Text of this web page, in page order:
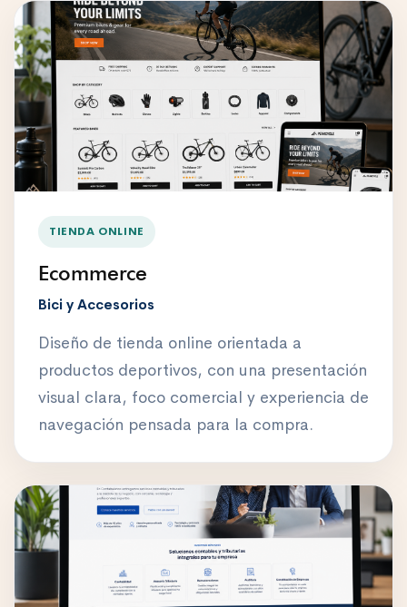
TIENDA ONLINE
Ecommerce
Bici y Accesorios
Diseño de tienda online orientada a
productos deportivos, con una presentación
visual clara, foco comercial y experiencia de
navegación pensada para la compra.